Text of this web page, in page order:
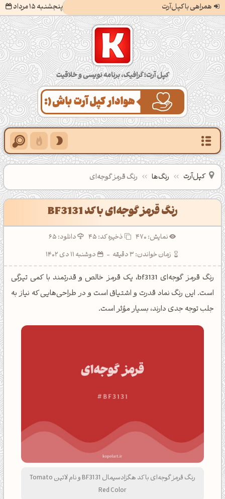
همراهی با کپل‌آرت پنجشنبه 15 مرداد کپل‌آرت؛ گرافیک، برنامه‌نویسی و خلاقیت
کپل‌آرت رنگ‌ها رنگ قرمز گوجه‌ای
رنگ قرمز گوجه‌ای با کد BF3131
نمایش: 470 ذخیره کد:45
دانلود: 65
زمان خواندن: 3 دقیقه
- دوشنبه 11 دی 1402
رنگ قرمز گوجه‌ای bf3131، یک قرمز خالص و قدرتمند با کمی تیرگی
است. این رنگ نماد قدرت و اشتیاق است و در طراحی‌هایی که نیاز به
جلب توجه جدی دارند، بسیار مؤثر است.
رنگ قرمز گوجه‌ای با کد هگزادسیمال BF3131 و نام لاتین Tomato
Red Color